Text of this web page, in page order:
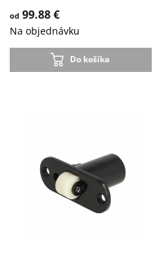
od99.88 €
Na objednávku
Do košíka